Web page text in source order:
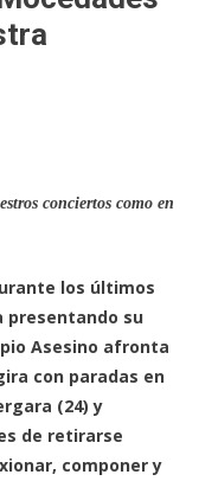
conciertos como en
los últimos
presentando su
Asesino afronta
con paradas en
(24) y
de retirarse
componer y